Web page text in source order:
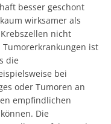
besser geschont
wirksamer als
nicht
ist
die
bei
oder Tumoren an
empfindlichen
Die